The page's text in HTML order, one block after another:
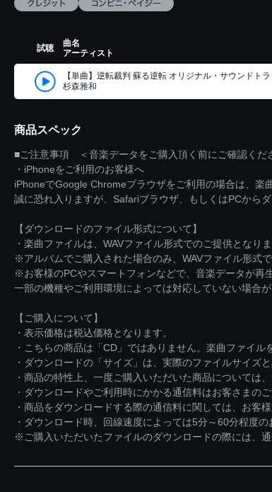
試聴
曲名
アーティスト
【単曲】逆転裁判 蘇る逆転 オリジナル・サウンドト
杉森雅和
商品スペック
■ご注意事項 ＜音楽データをご購入頂く前にご確認くだ
・iPhoneをご利用のお客様へ
iPhoneでGoogle Chromeブラウザをご利用の場合は、楽
誠に恐れ入りますが、Safariブラウザ、もしくはPCから
【ダウンロードのファイル形式について】
・楽曲ファイルは、WAVファイル形式でのご提供となりま
※アルバムでご購入された場合のみ、WAVファイル形式
※お客様のPCやスマートフォンなどで、音楽データが再
一部の機種やご利用環境によっては対応していない場合が
【ご購入について】
・表示価格は税込価格となります。
・こちらの商品は「CD」ではありません。楽曲ファイ
・ダウンロードの「サイズ」は、実際のファイルサイズ
・商品の特性上、一度ご購入いただいた商品については
・ダウンロードやご利用時にかかる通信料はお客さまのご
・商品をダウンロードする際の通信料に関しては、お客
・ダウンロード時、回線速度によっては5分～60分程度の
※ご購入いただいたファイルのダウンロードの際には、